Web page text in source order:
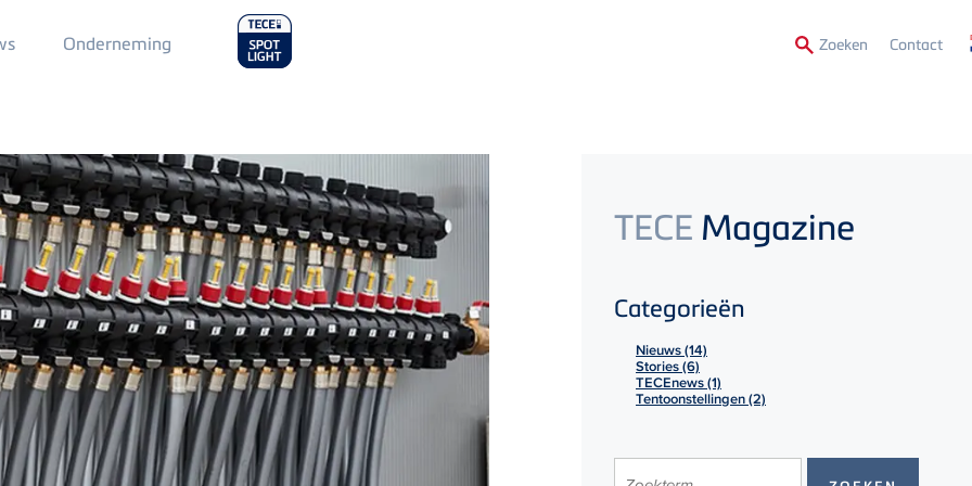
Main
Menu
Onderneming Zoeken Contact
TECE Magazine
Categorieën
Nieuws (14)
Stories (6)
TECEnews (1)
Tentoonstellingen (2)